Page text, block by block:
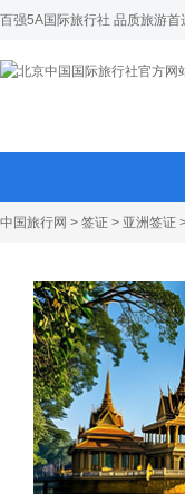
百强5A国际旅行社 品质旅游首
中国旅行网 > 签证 > 亚洲签证